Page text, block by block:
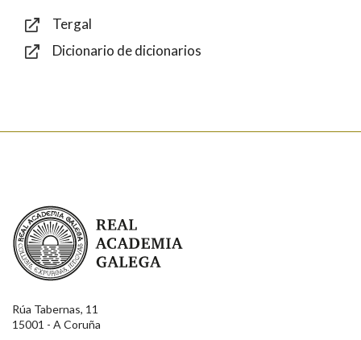
Tergal
Dicionario de dicionarios
Real Academia Galega
Rúa Tabernas, 11
15001 - A Coruña